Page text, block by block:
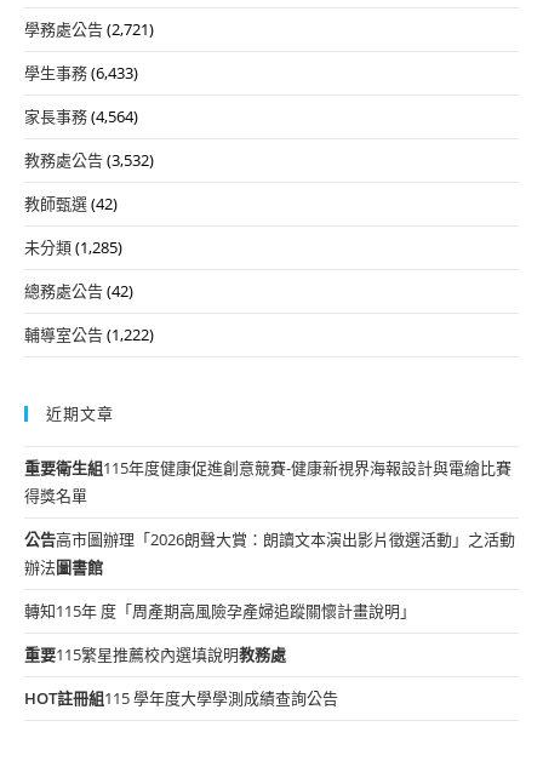
學務處公告(2,721)
學生事務(6,433)
家長事務(4,564)
教務處公告(3,532)
教師甄選(42)
未分類(1,285)
總務處公告(42)
輔導室公告(1,222)
近期文章
重要衛生組115年度健康促進創意競賽-健康新視界海報設計與電繪比賽
得獎名單
公告高市圖辦理「2026朗聲大賞：朗讀文本演出影片徵選活動」之活動
辦法圖書館
轉知115年 度「周產期高風險孕產婦追蹤關懷計畫說明」
重要115繁星推薦校內選填說明教務處
HOT註冊組115 學年度大學學測成績查詢公告